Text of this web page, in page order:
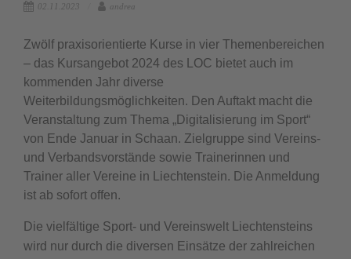
02.11.2023 andrea
Zwölf praxisorientierte Kurse in vier Themenbereichen
– das Kursangebot 2024 des LOC bietet auch im
kommenden Jahr diverse
Weiterbildungsmöglichkeiten. Den Auftakt macht die
Veranstaltung zum Thema „Digitalisierung im Sport“
von Ende Januar in Schaan. Zielgruppe sind Vereins-
und Verbandsvorstände sowie Trainerinnen und
Trainer aller Vereine in Liechtenstein. Die Anmeldung
ist ab sofort offen.
Die vielfältige Sport- und Vereinswelt Liechtensteins
wird nur durch die diversen Einsätze der zahlreichen